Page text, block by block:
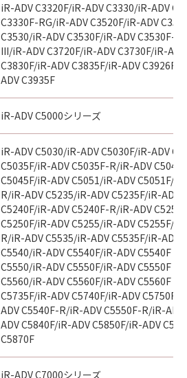
iR-ADV C3320F/iR-ADV C3330/iR-ADV
C3330F-RG/iR-ADV C3520F/iR-ADV
C3530/iR-ADV C3530F/iR-ADV C3530F-
III/iR-ADV C3720F/iR-ADV C3730F/iR-
C3830F/iR-ADV C3835F/iR-ADV C3926F/
ADV C3935F
iR-ADV C5000シリーズ
iR-ADV C5030/iR-ADV C5030F/iR-ADV
C5035F/iR-ADV C5035F-R/iR-ADV
C5045F/iR-ADV C5051/iR-ADV C5051F/
R/iR-ADV C5235/iR-ADV C5235F/iR-ADV
C5240F/iR-ADV C5240F-R/iR-ADV
C5250F/iR-ADV C5255/iR-ADV C5255F/
R/iR-ADV C5535/iR-ADV C5535F/iR-ADV
C5540/iR-ADV C5540F/iR-ADV C5540F
C5550/iR-ADV C5550F/iR-ADV C5550F
C5560/iR-ADV C5560F/iR-ADV C5560F
C5735F/iR-ADV C5740F/iR-ADV C5750F/
ADV C5540F-R/iR-ADV C5550F-R/iR-
ADV C5840F/iR-ADV C5850F/iR-ADV
C5870F
iR-ADV C7000シリーズ